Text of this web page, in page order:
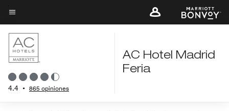
Skip
to
main
content
Texto del menú
4.4 • 865 opiniones
AC Hotel Madrid
Feria